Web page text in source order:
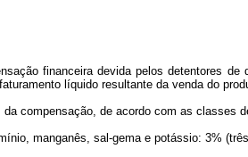
financeira devida pelos detentores
líquido resultante da venda do
da compensação, de acordo com as classes
manganês, sal-gema e potássio: 3%